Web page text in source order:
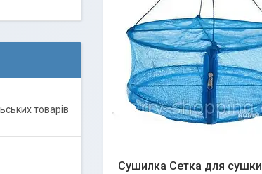
Сушилка Сетка для
товарів